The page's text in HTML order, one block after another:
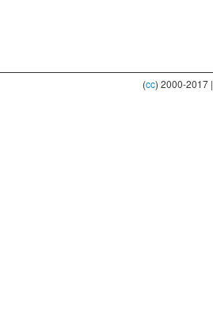
(cc) 2000-2017